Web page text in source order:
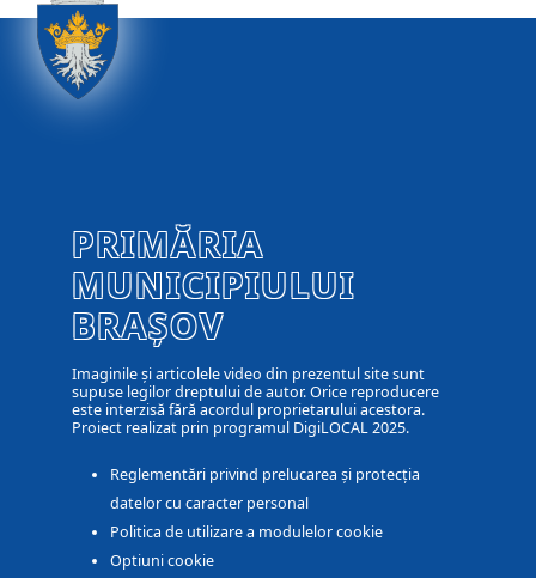
PRIMĂRIA
MUNICIPIULUI
BRAȘOV
Imaginile și articolele video din prezentul site sunt
supuse legilor dreptului de autor. Orice reproducere
este interzisă fără acordul proprietarului acestora.
Proiect realizat prin programul DigiLOCAL 2025.
Reglementări privind prelucarea și protecția
datelor cu caracter personal
Politica de utilizare a modulelor cookie
Optiuni cookie